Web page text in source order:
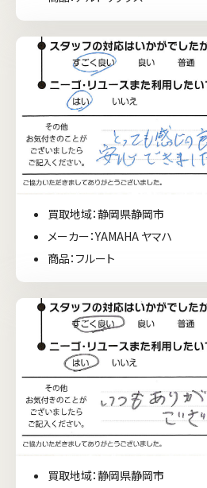
買取地域：静岡県静岡市
メーカー：YAMAHA ヤマハ
商品：フルート
買取地域：静岡県静岡市